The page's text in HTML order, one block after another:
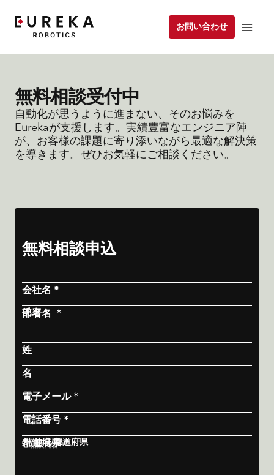
お問い合わせ
無料相談受付中
自動化が思うように進まない、そのお悩みを
Eurekaが支援します。実績豊富なエンジニア陣
が、お客様の課題に寄り添いながら最適な解決策
を導きます。ぜひお気軽にご相談ください。
無料相談申込
会社名 *
部署名 *
氏名 *
姓
名
電子メール *
電話番号 *
都道府県 *
州/地域/都道府県
ご相談内容 *